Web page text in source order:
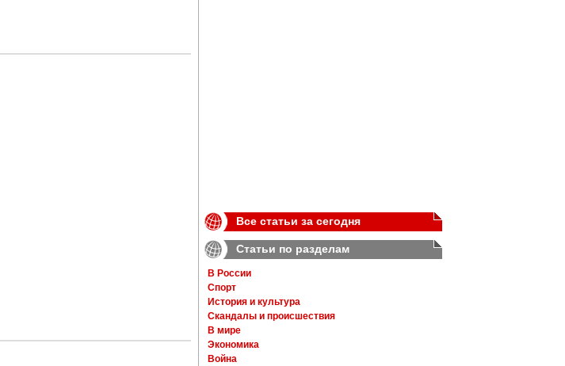
Все статьи за сегодня
Статьи по разделам
В России
Спорт
История и культура
Скандалы и происшествия
В мире
Экономика
Война